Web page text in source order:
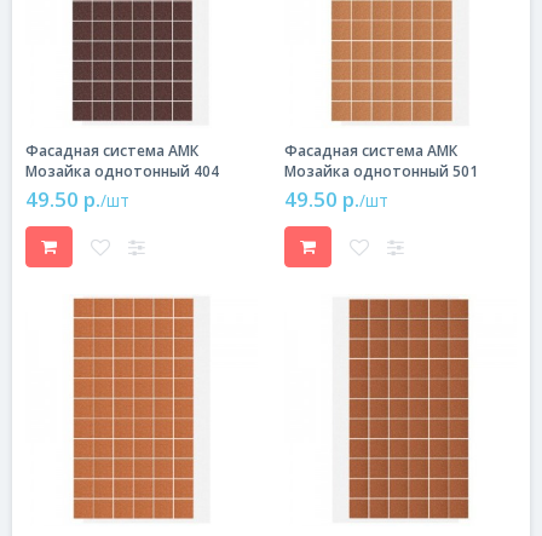
Фасадная система АМК
Мозайка однотонный 404
49.50 р./шт
Фасадная система АМК
Мозайка однотонный 501
49.50 р./шт